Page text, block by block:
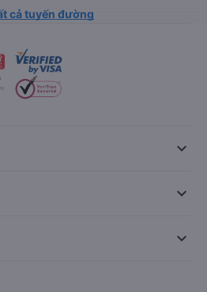
cả tuyến đường
keyboard_arrow_down
keyboard_arrow_down
keyboard_arrow_down